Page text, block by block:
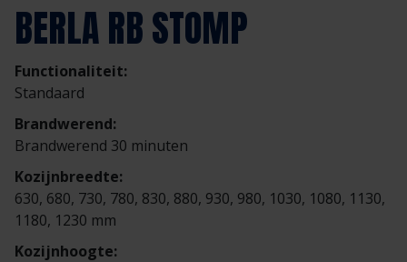
Deuren
Kozijnen
Hang- & sluitwerk
Diensten
Technische documentatie
Eengezinswoning
Meergezinswoning
Utiliteitsgebouw
Prefab woning
Aannemer
Architect
Projectontwikkelaar
Handelspartner
Inbraakwerend
Brandwerend
Geluidwerend
Rookwerend
Duurzaamheid
mijndeur.nl
Webshop
Inspiratie
Verkooppunten
Veelgestelde vragen
Blog
Organisatie
Duurzaamheid
GND Garantiedeuren
Werken bij Berkvens
BERLA RB STOMP
Functionaliteit:
Standaard
Brandwerend:
Brandwerend 30 minuten
Kozijnbreedte:
630, 680, 730, 780, 830, 880, 930, 980, 1030, 1080, 1130,
1180, 1230 mm
Kozijnhoogte: